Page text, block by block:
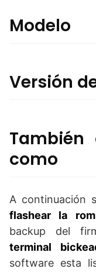
Modelo
Versión
También
como
A continuación
flashear la
backup del
terminal
software esta